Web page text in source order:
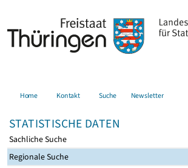
Home Kontakt Suche Newsletter
STATISTISCHE DATEN
Sachliche Suche
Regionale Suche